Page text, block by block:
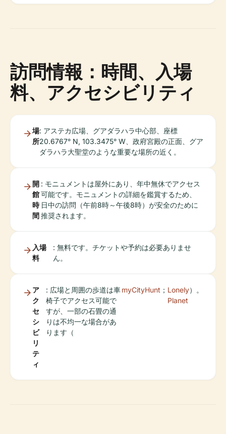
訪問情報：時間、入場
料、アクセシビリティ
場
所
: アステカ広場、グアダラハラ中心部、座標
20.6767° N, 103.3475° W、政府宮殿の正面、グア
ダラハラ大聖堂のような重要な場所の近く。
開
館
時
間
: モニュメントは屋外にあり、年中無休でアクセス
可能です。モニュメントの詳細を鑑賞するため、
日中の訪問（午前8時～午後8時）が安全のために
推奨されます。
入場
料
: 無料です。チケットや予約は必要ありませ
ん。
ア
ク
セ
シ
ビ
リ
テ
ィ
: 広場と周囲の歩道は車
椅子でアクセス可能で
すが、一部の石畳の通
りは不均一な場合があ
ります（
myCityHunt ； Lonely
Planet
）。